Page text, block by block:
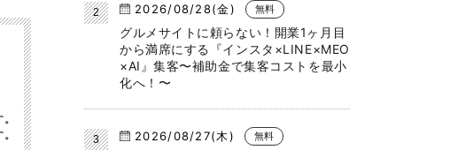
2026/08/28(金) 無料
グルメサイトに頼らない！開業1ヶ月目
から満席にする『インスタ×LINE×MEO
×AI』集客〜補助金で集客コストを最小
化へ！〜
2026/08/27(木) 無料